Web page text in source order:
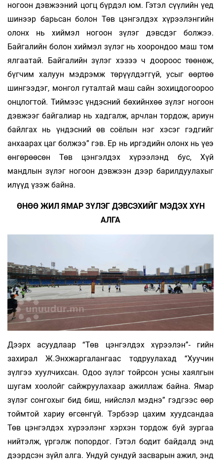
ногоон дэвжээний цогц бүрдэл юм. Гэтэл сүүлийн үед
шинээр барьсан болон Төв цэнгэлдэх хүрээлэнгийн
олонх нь хиймэл ногоон зүлэг дэвсдэг болжээ.
Байгалийн болон хиймэл зүлэг нь хоорондоо маш том
ялгаатай. Байгалийн зүлэг хэзээ ч доороос төөнөж,
бүгчим халуун мэдрэмж төрүүлдэггүй, усыг өөртөө
шингээдэг, монгол гуталтай маш сайн зохицдогоороо
онцлогтой. Тиймээс үндэсний бөхийнхөө зүлэг ногоон
дэвжээг байгалиар нь хадгалж, арчлан тордож, ариун
байлгах нь үндэсний өв соёлын нэг хэсэг гэдгийг
анхаарах цаг болжээ” гэв. Ер нь иргэдийн олонх нь үеэ
өнгөрөөсөн Төв цэнгэлдэх хүрээлэнд бус, Хүй
мандлын зүлэг ногоон дэвжээн дээр барилдуулахыг
илүүд үзэж байна.
ӨНӨӨ ЖИЛ ЯМАР ЗҮЛЭГ ДЭВСЭХИЙГ МЭДЭХ ХҮН
АЛГА
Дээрх асуудлаар “Төв цэнгэлдэх хүрээлэн”- гийн
захирал Ж.Энхжаргалангаас тодруулахад “Хуучин
зүлгээ хуулчихсан. Одоо зүлэг тойрсон усны хаялгын
шугам хоолойг сайжруулахаар ажиллаж байна. Ямар
зүлэг сонгохыг бид биш, нийслэл мэднэ” гэдгээс өөр
тоймтой хариу өгсөнгүй. Тэрбээр цахим хуудсандаа
Төв цэнгэлдэх хүрээлэнг хэрхэн тордож буй зургаа
нийтэлж, үргэлж попордог. Гэтэл бодит байдалд энд
дээрдсэн зүйл алга. Ундуй сундуй засварын ажил, энд